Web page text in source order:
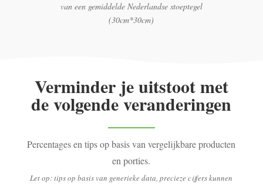
van een gemiddelde Nederlandse stoeptegel
(30cm*30cm)
Verminder je uitstoot met
de volgende veranderingen
Percentages en tips op basis van vergelijkbare producten
en porties.
Let op: tips op basis van generieke data, precieze cijfers kunnen